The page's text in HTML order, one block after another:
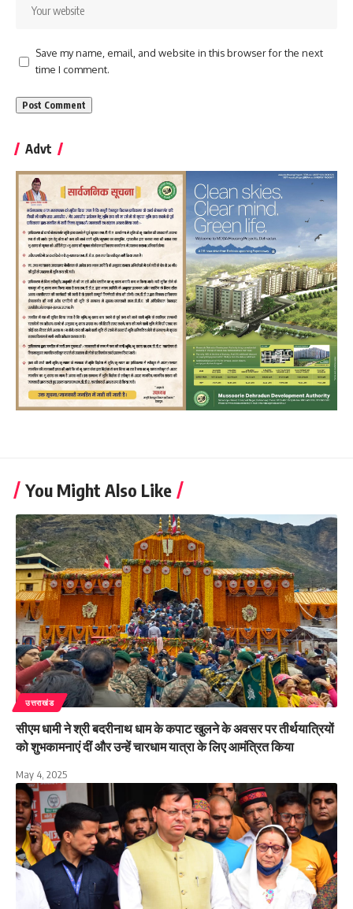
Save my name, email, and website in this browser for the next
time I comment.
Advt
You Might Also Like
उत्तराखंड
सीएम धामी ने श्री बदरीनाथ धाम के कपाट खुलने के अवसर पर तीर्थयात्रियों
को शुभकामनाएं दीं और उन्हें चारधाम यात्रा के लिए आमंत्रित किया
May 4, 2025